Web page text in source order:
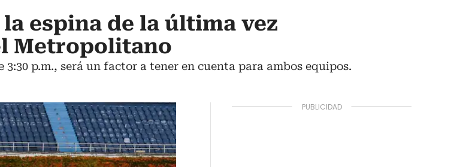
espina de la última vez
Metropolitano
p.m., será un factor a tener en cuenta para ambos equipos.